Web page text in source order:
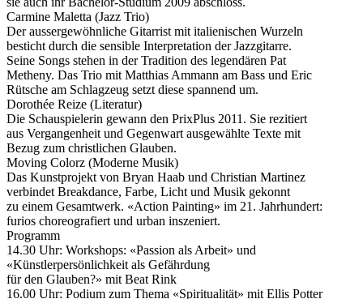
Carmine Maletta (Jazz Trio)
Der aussergewöhnliche Gitarrist mit italienischen Wurzeln
besticht durch die sensible Interpretation der Jazzgitarre.
Seine Songs stehen in der Tradition des legendären Pat
Metheny. Das Trio mit Matthias Ammann am Bass und Eric
Rütsche am Schlagzeug setzt diese spannend um.
Dorothée Reize (Literatur)
Die Schauspielerin gewann den PrixPlus 2011. Sie rezitiert
aus Vergangenheit und Gegenwart ausgewählte Texte mit
Bezug zum christlichen Glauben.
Moving Colorz (Moderne Musik)
Das Kunstprojekt von Bryan Haab und Christian Martinez
verbindet Breakdance, Farbe, Licht und Musik gekonnt
zu einem Gesamtwerk. «Action Painting» im 21. Jahrhundert:
furios choreografiert und urban inszeniert.
Programm
14.30 Uhr: Workshops: «Passion als Arbeit» und
«Künstlerpersönlichkeit als Gefährdung
für den Glauben?» mit Beat Rink
16.00 Uhr: Podium zum Thema «Spiritualität» mit Ellis Potter